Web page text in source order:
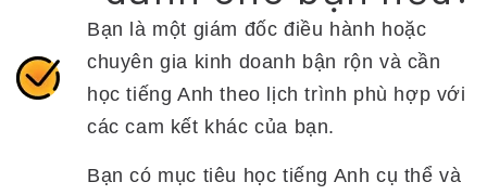
Bạn là một giám đốc điều hành hoặc
chuyên gia kinh doanh bận rộn và cần
học tiếng Anh theo lịch trình phù hợp với
các cam kết khác của bạn.
Bạn có mục tiêu học tiếng Anh cụ thể và